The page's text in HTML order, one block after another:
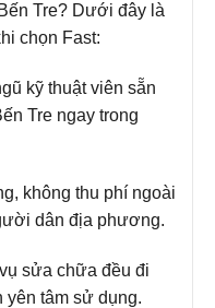
Tre? Dưới đây là
chọn Fast:
kỹ thuật viên sẵn
Tre ngay trong
không thu phí ngoài
dân địa phương.
sửa chữa đều đi
yên tâm sử dụng.